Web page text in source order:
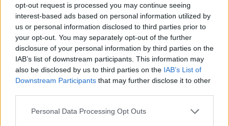
opt-out request is processed you may continue seeing
interest-based ads based on personal information utilized by
us or personal information disclosed to third parties prior to
your opt-out. You may separately opt-out of the further
disclosure of your personal information by third parties on the
IAB’s list of downstream participants. This information may
also be disclosed by us to third parties on the IAB’s List of
Downstream Participants that may further disclose it to other
Personal Data Processing Opt Outs
"Los independentistas son
insaciables, en algún momento habra
que decir hasta aquí"